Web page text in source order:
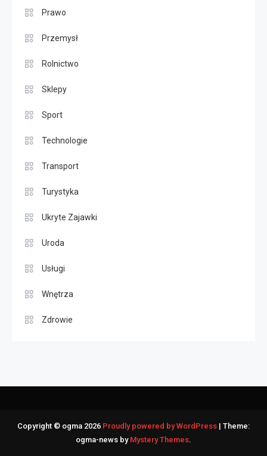
Prawo
Przemysł
Rolnictwo
Sklepy
Sport
Technologie
Transport
Turystyka
Ukryte Zajawki
Uroda
Usługi
Wnętrza
Zdrowie
Copyright © ogma 2026 Proudly powered by WordPress | Theme:
ogma-news by Mystery Themes.